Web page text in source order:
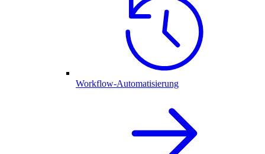
Workflow-Automatisierung